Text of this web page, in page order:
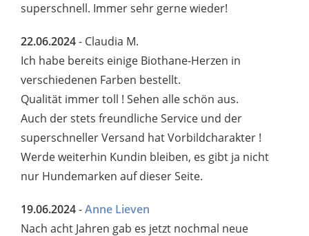
superschnell. Immer sehr gerne wieder!
22.06.2024- Claudia M.
Ich habe bereits einige Biothane-Herzen in
verschiedenen Farben bestellt.
Qualität immer toll ! Sehen alle schön aus.
Auch der stets freundliche Service und der
superschneller Versand hat Vorbildcharakter !
Werde weiterhin Kundin bleiben, es gibt ja nicht
nur Hundemarken auf dieser Seite.
19.06.2024-Anne Lieven
Nach acht Jahren gab es jetzt nochmal neue